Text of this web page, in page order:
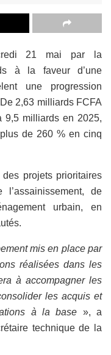
21 mai par la
à la faveur d’une
une progression
2,63 milliards FCFA
9,5 milliards en 2025,
de 260 % en cinq
projets prioritaires
de
urbain, en
mis en place par
réalisées dans les
à accompagner les
les acquis et
à la base », a
technique de la